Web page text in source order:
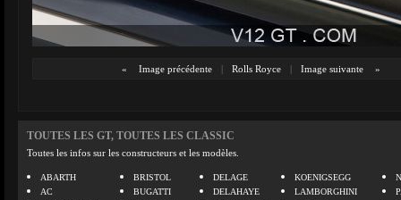
« Image précédente | Rolls Royce | Image suivante »
TOUTES LES GT, TOUTES LES CLASSIC
Toutes les infos sur les constructeurs et les modèles.
ABARTH
AC
BRISTOL
BUGATTI
DELAGE
DELAHAYE
KOENIGSEGG
LAMBORGHINI